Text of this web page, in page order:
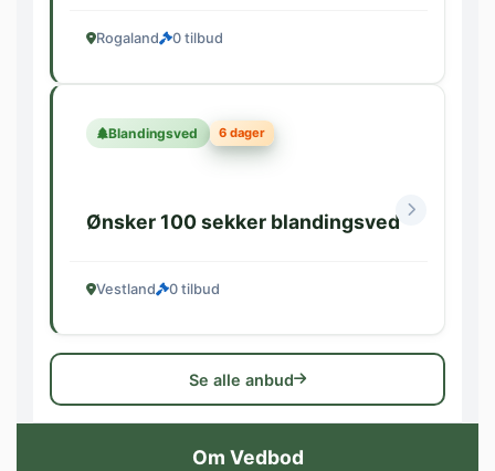
Rogaland 0 tilbud
Blandingsved 6 dager
Ønsker 100 sekker blandingsved
Vestland 0 tilbud
Se alle anbud
Om Vedbod